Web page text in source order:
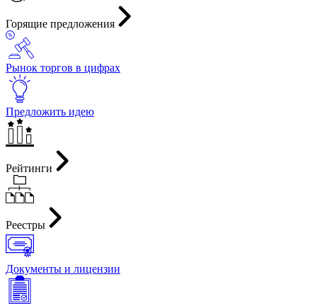
Горящие предложения
Рынок торгов в цифрах
Предложить идею
Рейтинги
Реестры
Документы и лицензии